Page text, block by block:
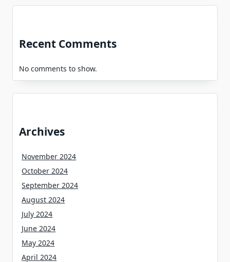
Recent Comments
No comments to show.
Archives
November 2024
October 2024
September 2024
August 2024
July 2024
June 2024
May 2024
April 2024